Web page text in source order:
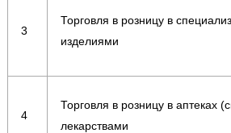
3
Торговля в розницу в
изделиями
4
Торговля в розницу в аптеках
лекарствами